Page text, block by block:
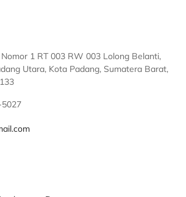
Nomor 1 RT 003 RW 003 Lolong Belanti,
Utara, Kota Padang, Sumatera Barat,